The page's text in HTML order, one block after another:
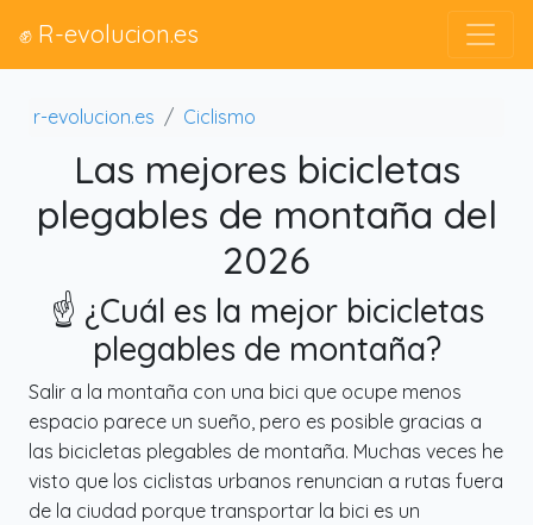
✊ R-evolucion.es
r-evolucion.es Ciclismo
Las mejores bicicletas
plegables de montaña del
2026
☝️ ¿Cuál es la mejor bicicletas
plegables de montaña?
Salir a la montaña con una bici que ocupe menos
espacio parece un sueño, pero es posible gracias a
las bicicletas plegables de montaña. Muchas veces he
visto que los ciclistas urbanos renuncian a rutas fuera
de la ciudad porque transportar la bici es un